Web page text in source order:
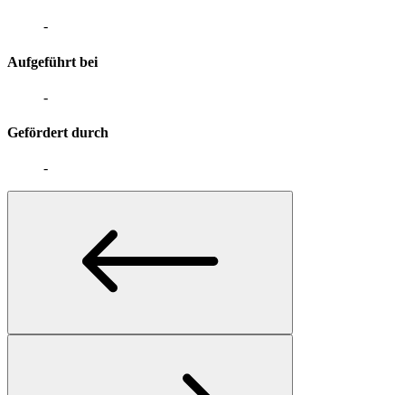
-
Aufgeführt bei
-
Gefördert durch
-